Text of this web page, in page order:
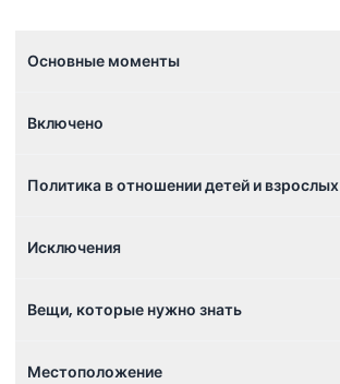
Основные моменты
Включено
Политика в отношении детей и взрослых
Исключения
Вещи, которые нужно знать
Местоположение